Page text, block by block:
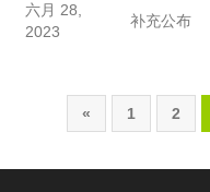
六月 28,
2023
补充公布
« 1 2